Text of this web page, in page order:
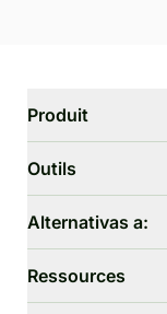
Produit
Humaniseur
Outils
Traduction IA
Omitir GPTZero
Alternativas a:
Undetectable.ai
Ressources